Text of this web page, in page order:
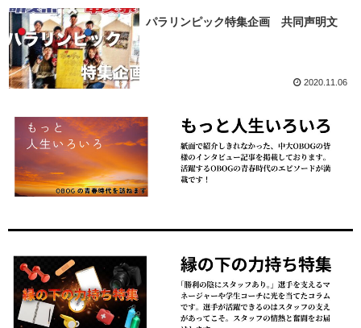
パラリンピック特集企画 共同声明文
2020.11.06